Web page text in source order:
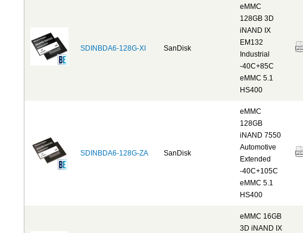
SDINBDA6-128G-XI SanDisk
eMMC
128GB 3D
iNAND IX
EM132
Industrial
-40C+85C
eMMC 5.1
HS400
SDINBDA6-128G-ZA SanDisk
eMMC
128GB
iNAND 7550
Automotive
Extended
-40C+105C
eMMC 5.1
HS400
eMMC 16GB
3D iNAND IX